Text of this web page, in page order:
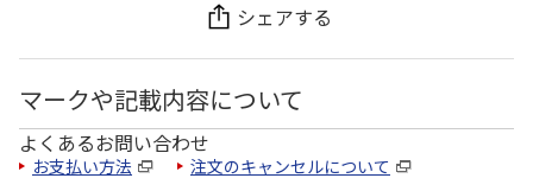
シェアする
マークや記載内容について
よくあるお問い合わせ
お支払い方法 注文のキャンセルについて